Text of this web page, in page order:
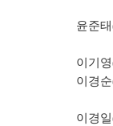
윤준
이기
이경
이경